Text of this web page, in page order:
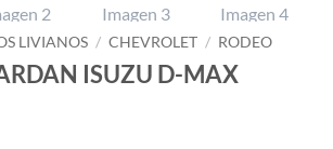
LIVIANOS / CHEVROLET / RODEO
ISUZU D-MAX